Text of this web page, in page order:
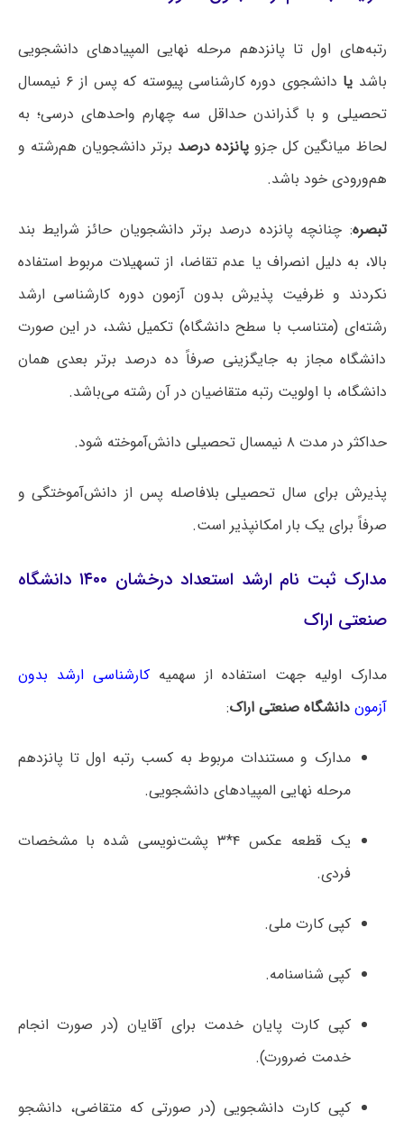
رتبه‌های اول تا پانزدهم مرحله نهایی المپیادهای دانشجویی
باشد یا
دانشجوی دوره کارشناسی پیوسته که پس از ۶ نیمسال
تحصیلی و با گذراندن حداقل سه چهارم واحدهای درسی؛ به
لحاظ میانگین کل جزو پانزده درصد برتر دانشجویان هم‌رشته و
هم‌ورودی خود باشد.
تبصره: چنانچه پانزده درصد برتر دانشجویان حائز شرایط بند
بالا، به دلیل انصراف یا عدم تقاضا، از تسهیلات مربوط استفاده
نکردند و ظرفیت پذیرش بدون آزمون دوره کارشناسی ارشد
رشته‌ای (متناسب با سطح دانشگاه) تکمیل نشد، در این صورت
دانشگاه مجاز به جایگزینی صرفاً ده درصد برتر بعدی همان
دانشگاه، با اولویت رتبه متقاضیان در آن رشته می‌باشد.
حداکثر در مدت ۸ نیمسال تحصیلی دانش‌آموخته شود.
پذیرش برای سال تحصیلی بلافاصله پس از دانش‌آموختگی و
صرفاً برای یک بار امکانپذیر است.
مدارک ثبت نام ارشد استعداد درخشان ۱۴۰۰ دانشگاه
صنعتی اراک
مدارک اولیه جهت استفاده از سهمیهکارشناسی ارشد بدون
آزمون دانشگاه صنعتی اراک:
مدارک و مستندات مربوط به کسب رتبه اول تا پانزدهم
مرحله نهایی المپیادهای دانشجویی.
یک قطعه عکس ۴*۳ پشت‌نویسی شده با مشخصات
فردی.
کپی کارت ملی.
کپی شناسنامه.
کپی کارت پایان خدمت برای آقایان (در صورت انجام
خدمت ضرورت).
کپی کارت دانشجویی (در صورتی که متقاضی، دانشجو